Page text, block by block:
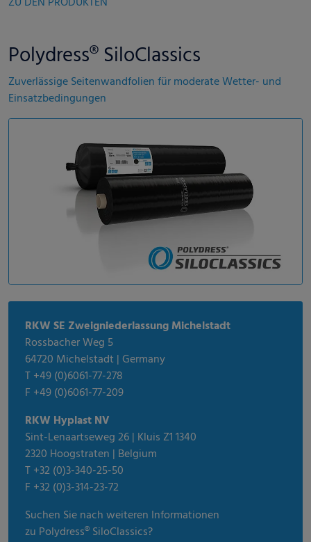
Polydress® SiloClassics
Zuverlässige Seitenwandfolien für moderate Wetter- und
Einsatzbedingungen
RKW SE Zweigniederlassung Michelstadt
Rossbacher Weg 5
64720 Michelstadt | Germany
T +49 (0)6061-77-278
F +49 (0)6061-77-209
RKW Hyplast NV
Sint-Lenaartseweg 26 | Kluis Z1 1340
2320 Hoogstraten | Belgium
T +32 (0)3-340-25-50
F +32 (0)3-314-23-72
Suchen Sie nach weiteren Informationen
zu Polydress® SiloClassics?